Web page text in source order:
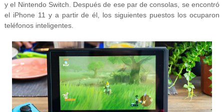
y el Nintendo Switch. Después de ese par de consolas, se encontró
el iPhone 11 y a partir de él, los siguientes puestos los ocuparon
teléfonos inteligentes.